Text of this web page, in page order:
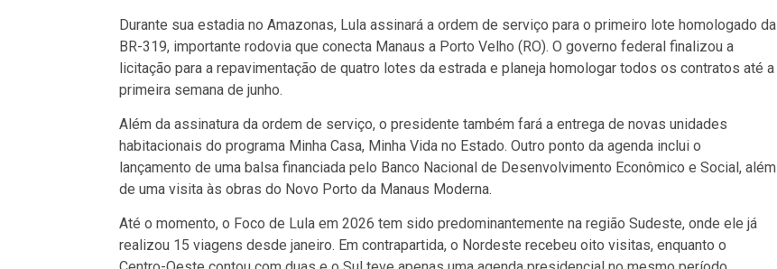
Durante sua estadia no Amazonas, Lula assinará a ordem de serviço para o primeiro lote homologado da
BR-319, importante rodovia que conecta Manaus a Porto Velho (RO). O governo federal finalizou a
licitação para a repavimentação de quatro lotes da estrada e planeja homologar todos os contratos até a
primeira semana de junho.
Além da assinatura da ordem de serviço, o presidente também fará a entrega de novas unidades
habitacionais do programa Minha Casa, Minha Vida no Estado. Outro ponto da agenda inclui o
lançamento de uma balsa financiada pelo Banco Nacional de Desenvolvimento Econômico e Social, além
de uma visita às obras do Novo Porto da Manaus Moderna.
Até o momento, o Foco de Lula em 2026 tem sido predominantemente na região Sudeste, onde ele já
realizou 15 viagens desde janeiro. Em contrapartida, o Nordeste recebeu oito visitas, enquanto o